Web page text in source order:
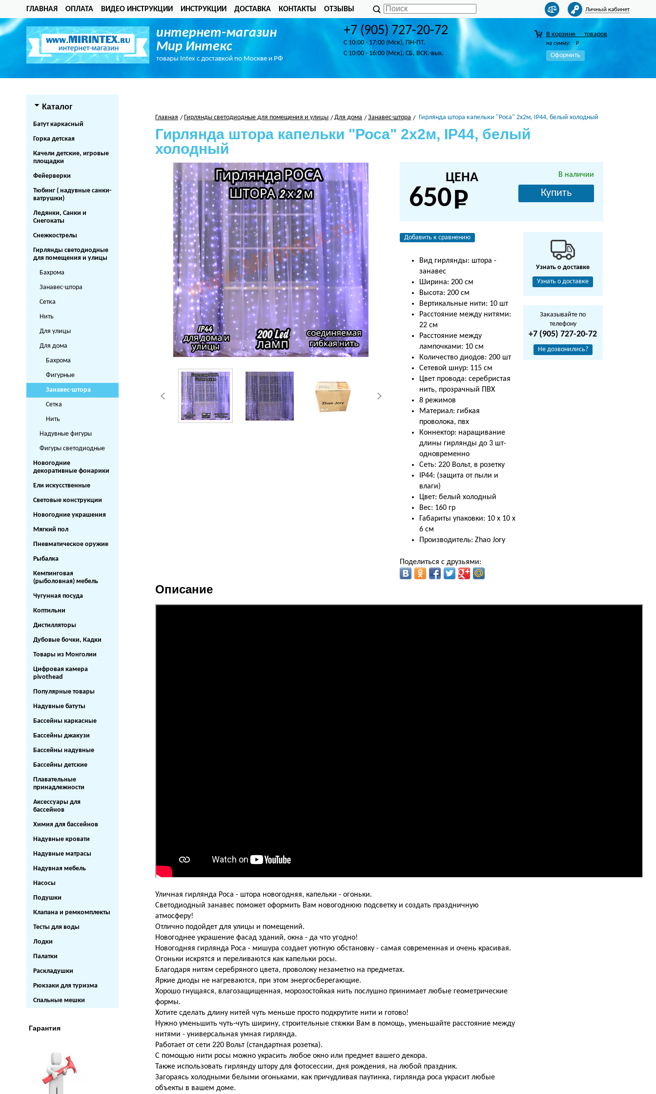
ГЛАВНАЯ ОПЛАТА ВИДЕО ИНСТРУКЦИИ ИНСТРУКЦИИ ДОСТАВКА КОНТАКТЫ ОТЗЫВЫ Личный кабинет
интернет-магазин
Мир Интекс
товары Intex с доставкой по Москве и РФ
+7 (905) 727-20-72
C 10:00 - 17:00 (Мск), ПН-ПТ.
C 10:00 - 16:00 (Мск), СБ, ВСК.-вых.
В корзине товаров
на сумму: Р
Оформить
Каталог
Батут каркасный
Горка детская
Качели детские, игровые
площадки
Фейерверки
Тюбинг ( надувные санки-
ватрушки)
Ледянки, Санки и
Снегокаты
Снежкострелы
Гирлянды светодиодные
для помещения и улицы
Бахрома
Занавес-штора
Сетка
Нить
Для улицы
Для дома
Бахрома
Фигурные
Занавес-штора
Сетка
Нить
Надувные фигуры
Фигуры светодиодные
Новогодние
декоративные фонарики
Ели искусственные
Световые конструкции
Новогодние украшения
Мягкий пол
Пневматическое оружие
Рыбалка
Кемпинговая
(рыболовная) мебель
Чугунная посуда
Коптильни
Дистилляторы
Дубовые бочки, Кадки
Товары из Монголии
Цифровая камера
pivothead
Популярные товары
Надувные батуты
Бассейны каркасные
Бассейны джакузи
Бассейны надувные
Бассейны детские
Плавательные
принадлежности
Аксессуары для
бассейнов
Химия для бассейнов
Надувные кровати
Надувные матрасы
Надувная мебель
Насосы
Подушки
Клапана и ремкомплекты
Тесты для воды
Лодки
Палатки
Раскладушки
Рюкзаки для туризма
Спальные мешки
Гарантия
Главная Гирлянды светодиодные для помещения и улицы Для дома Занавес-штора Гирлянда штора капельки "Роса" 2х2м, IP44, белый холодный
Гирлянда штора капельки "Роса" 2х2м, IP44, белый
холодный
В наличии
ЦЕНА
650 Купить
Добавить к сравнению
Вид гирлянды: штора -
занавес
Ширина: 200 см
Высота: 200 см
Вертикальные нити: 10 шт
Расстояние между нитями:
22 см
Расстояние между
лампочками: 10 см
Количество диодов: 200 шт
Сетевой шнур: 115 см
Цвет провода: серебристая
нить, прозрачный ПВХ
8 режимов
Материал: гибкая
проволока, пвх
Коннектор: наращивание
длины гирлянды до 3 шт-
одновременно
Сеть: 220 Вольт, в розетку
IP44: (защита от пыли и
влаги)
Цвет: белый холодный
Вес: 160 гр
Габариты упаковки: 10 х 10 х
6 см
Производитель: Zhao Jory
Поделиться с друзьями:
Описание
Уличная гирлянда Роса - штора новогодняя, капельки - огоньки.
Светодиодный занавес поможет оформить Вам новогоднюю подсветку и создать праздничную
атмосферу!
Отлично подойдет для улицы и помещений.
Новогоднее украшение фасад зданий, окна - да что угодно!
Новогодняя гирлянда Роса - мишура создает уютную обстановку - самая современная и очень красивая.
Огоньки искрятся и переливаются как капельки росы.
Благодаря нитям серебряного цвета, проволоку незаметно на предметах.
Яркие диоды не нагреваются, при этом энергосберегающие.
Хорошо гнущаяся, влагозащищенная, морозостойкая нить послушно принимает любые геометрические
формы.
Хотите сделать длину нитей чуть меньше просто подкрутите нити и готово!
Нужно уменьшить чуть-чуть ширину, строительные стяжки Вам в помощь, уменьшайте расстояние между
нитями - универсальная умная гирлянда.
Работает от сети 220 Вольт (стандартная розетка).
С помощью нити росы можно украсить любое окно или предмет вашего декора.
Также использовать гирлянду штору для фотосессии, дня рождения, на любой праздник.
Загораясь холодными белыми огоньками, как причудливая паутинка, гирлянда роса украсит любые
объекты в вашем доме.
Узнать о доставке
Узнать о доставке
Заказывайте по
телефону
+7 (905) 727-20-72
Не дозвонились?